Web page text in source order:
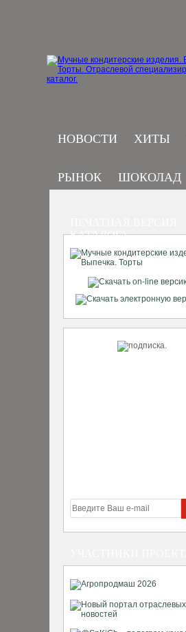
НОВОСТИ ХИТЫ
РЫНОК ШОКОЛАД
КАТАЛОГА